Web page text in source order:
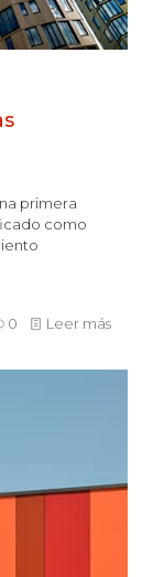
primera
como
0 Leer más